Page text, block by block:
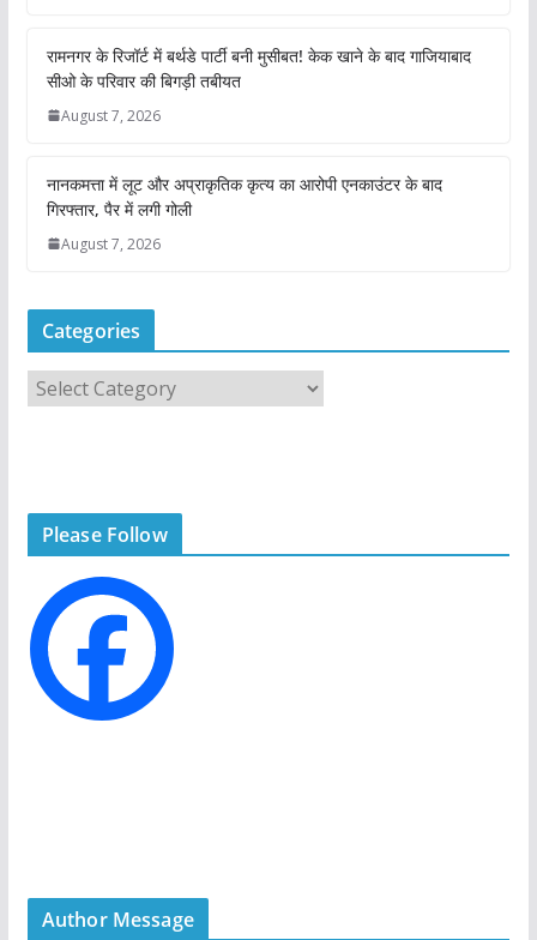
रामनगर के रिजॉर्ट में बर्थडे पार्टी बनी मुसीबत! केक खाने के बाद गाजियाबाद
सीओ के परिवार की बिगड़ी तबीयत
August 7, 2026
नानकमत्ता में लूट और अप्राकृतिक कृत्य का आरोपी एनकाउंटर के बाद
गिरफ्तार, पैर में लगी गोली
August 7, 2026
Categories
a
r
e
s
Please Follow
Author Message